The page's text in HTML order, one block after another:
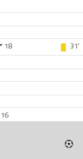
18
31'
16